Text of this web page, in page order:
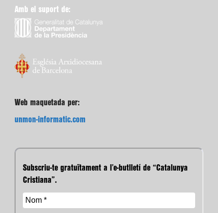
Amb el suport de:
Web maquetada per:
unmon-informatic.com
Subscriu-te gratuïtament a l’e-butlletí de “Catalunya
Cristiana”.